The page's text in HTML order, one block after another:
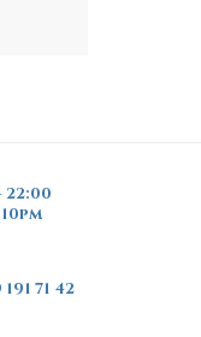
22:00
71 42